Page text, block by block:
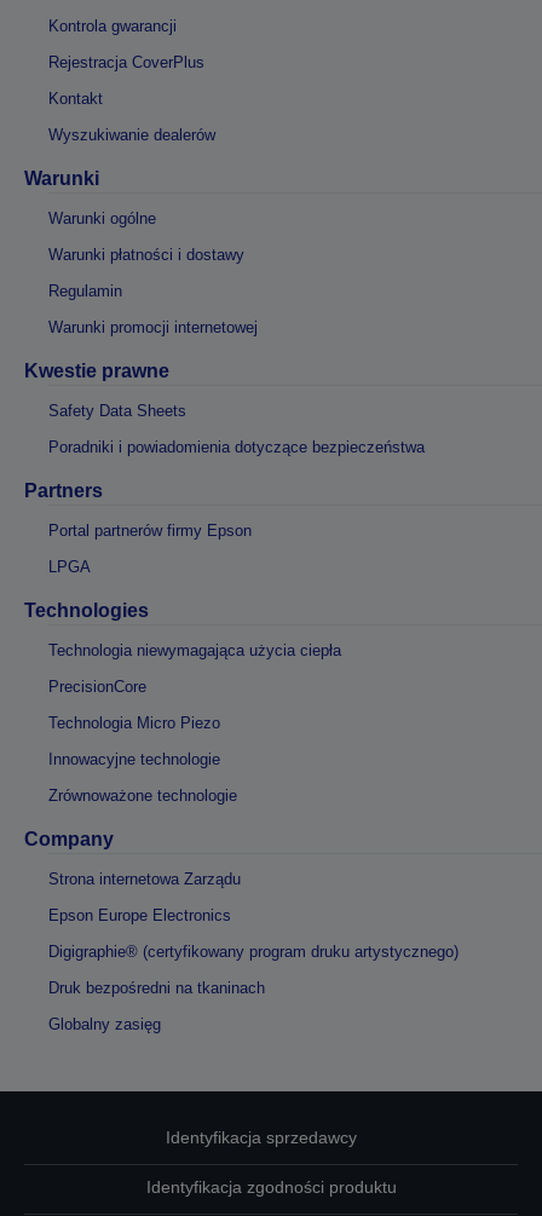
Kontrola gwarancji
Rejestracja CoverPlus
Kontakt
Wyszukiwanie dealerów
Warunki
Warunki ogólne
Warunki płatności i dostawy
Regulamin
Warunki promocji internetowej
Kwestie prawne
Safety Data Sheets
Poradniki i powiadomienia dotyczące bezpieczeństwa
Partners
Portal partnerów firmy Epson
LPGA
Technologies
Technologia niewymagająca użycia ciepła
PrecisionCore
Technologia Micro Piezo
Innowacyjne technologie
Zrównoważone technologie
Company
Strona internetowa Zarządu
Epson Europe Electronics
Digigraphie® (certyfikowany program druku artystycznego)
Druk bezpośredni na tkaninach
Globalny zasięg
Identyfikacja sprzedawcy
Identyfikacja zgodności produktu